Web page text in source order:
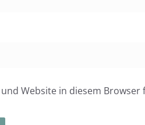
und Website in diesem